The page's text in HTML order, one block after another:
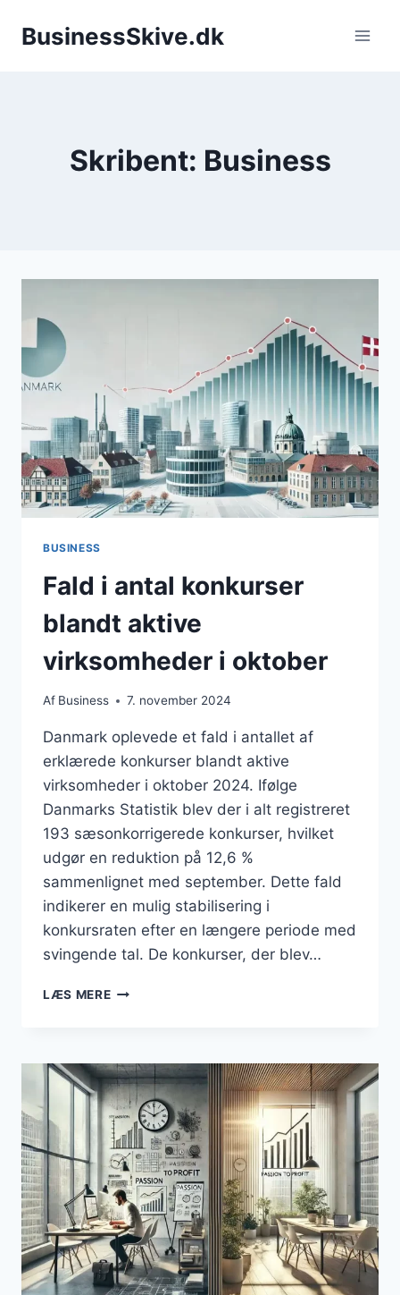
BusinessSkive.dk
Skribent: Business
BUSINESS
Fald i antal konkurser
blandt aktive
virksomheder i oktober
Af Business 7. november 2024
Danmark oplevede et fald i antallet af
erklærede konkurser blandt aktive
virksomheder i oktober 2024. Ifølge
Danmarks Statistik blev der i alt registreret
193 sæsonkorrigerede konkurser, hvilket
udgør en reduktion på 12,6 %
sammenlignet med september. Dette fald
indikerer en mulig stabilisering i
konkursraten efter en længere periode med
svingende tal. De konkurser, der blev…
LÆS MEREFALD
BLANDT
AKTIVE
VIRKSOMHEDER
I
OKTOBER